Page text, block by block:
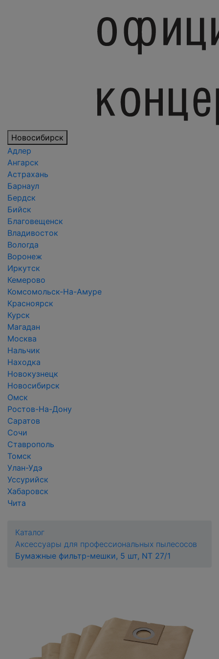
Новосибирск
Адлер
Ангарск
Астрахань
Барнаул
Бердск
Бийск
Благовещенск
Владивосток
Вологда
Воронеж
Иркутск
Кемерово
Комсомольск-На-Амуре
Красноярск
Курск
Магадан
Москва
Нальчик
Находка
Новокузнецк
Новосибирск
Омск
Ростов-На-Дону
Саратов
Сочи
Ставрополь
Томск
Улан-Удэ
Уссурийск
Хабаровск
Чита
Каталог
Аксессуары для профессиональных пылесосов
Бумажные фильтр-мешки, 5 шт, NT 27/1